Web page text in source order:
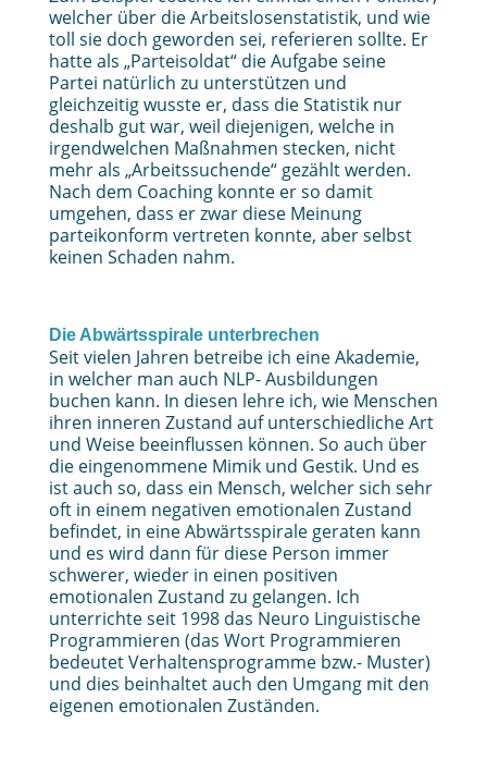
welcher über die Arbeitslosenstatistik, und wie
toll sie doch geworden sei, referieren sollte. Er
hatte als „Parteisoldat“ die Aufgabe seine
Partei natürlich zu unterstützen und
gleichzeitig wusste er, dass die Statistik nur
deshalb gut war, weil diejenigen, welche in
irgendwelchen Maßnahmen stecken, nicht
mehr als „Arbeitssuchende“ gezählt werden.
Nach dem Coaching konnte er so damit
umgehen, dass er zwar diese Meinung
parteikonform vertreten konnte, aber selbst
keinen Schaden nahm.
Die Abwärtsspirale unterbrechen
Seit vielen Jahren betreibe ich eine Akademie,
in welcher man auch NLP- Ausbildungen
buchen kann. In diesen lehre ich, wie Menschen
ihren inneren Zustand auf unterschiedliche Art
und Weise beeinflussen können. So auch über
die eingenommene Mimik und Gestik. Und es
ist auch so, dass ein Mensch, welcher sich sehr
oft in einem negativen emotionalen Zustand
befindet, in eine Abwärtsspirale geraten kann
und es wird dann für diese Person immer
schwerer, wieder in einen positiven
emotionalen Zustand zu gelangen. Ich
unterrichte seit 1998 das Neuro Linguistische
Programmieren (das Wort Programmieren
bedeutet Verhaltensprogramme bzw.- Muster)
und dies beinhaltet auch den Umgang mit den
eigenen emotionalen Zuständen.